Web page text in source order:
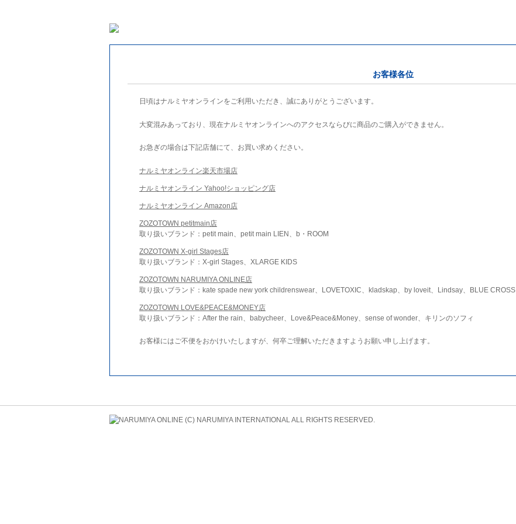
お客様各位
日頃はナルミヤオンラインをご利用いただき、誠にありがとうございます。
大変混みあっており、現在ナルミヤオンラインへのアクセスならびに商品のご購入ができません。
お急ぎの場合は下記店舗にて、お買い求めください。
ナルミヤオンライン楽天市場店
ナルミヤオンライン Yahoo!ショッピング店
ナルミヤオンライン Amazon店
ZOZOTOWN petitmain店
取り扱いブランド：petit main、petit main LIEN、b・ROOM
ZOZOTOWN X-girl Stages店
取り扱いブランド：X-girl Stages、XLARGE KIDS
ZOZOTOWN NARUMIYA ONLINE店
取り扱いブランド：kate spade new york childrenswear、LOVETOXIC、kladskap、by loveit、Lindsay、BLUE CROSS
ZOZOTOWN LOVE&PEACE&MONEY店
取り扱いブランド：After the rain、babycheer、Love&Peace&Money、sense of wonder、キリンのソフィ
お客様にはご不便をおかけいたしますが、何卒ご理解いただきますようお願い申し上げます。